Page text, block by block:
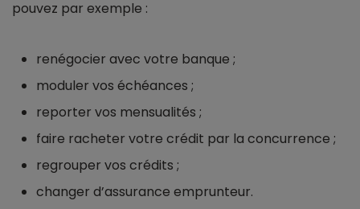
pouvez par exemple :
renégocier avec votre banque ;
moduler vos échéances ;
reporter vos mensualités ;
faire racheter votre crédit par la concurrence ;
regrouper vos crédits ;
changer d’assurance emprunteur.